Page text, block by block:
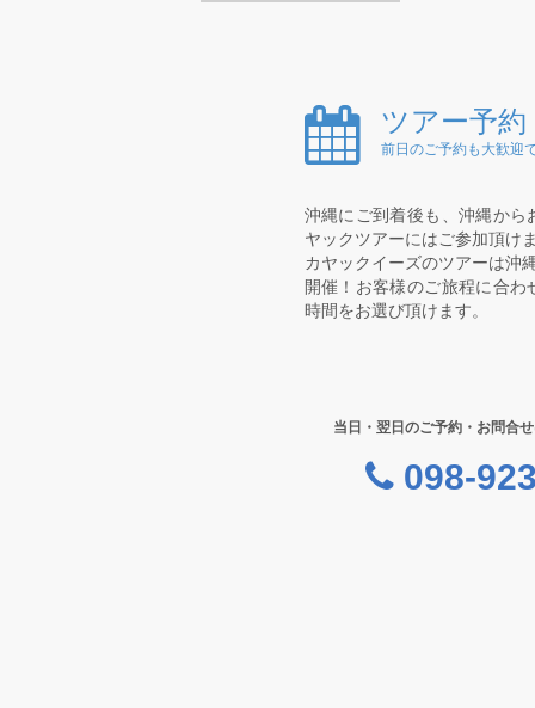
ツアー予約
前日のご予約も大歓迎
沖縄にご到着後も、沖縄から
ヤックツアーにはご参加頂け
カヤックイーズのツアーは沖
開催！お客様のご旅程に合わ
時間をお選び頂けます。
当日・翌日のご予約・お問合
098-